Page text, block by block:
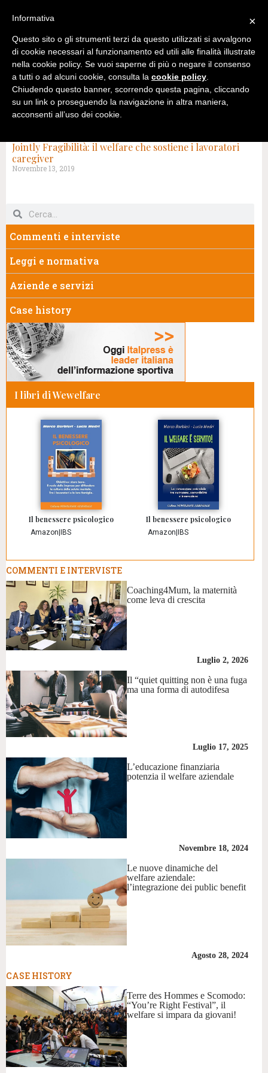
Jointly Fragibilità: il welfare che sostiene i lavoratori
caregiver
Novembre 13, 2019
Commenti e interviste
Leggi e normativa
Aziende e servizi
Case history
I libri di Wewelfare
Il benessere psicologico
Amazon IBS
Il benessere psicologico
Amazon IBS
COMMENTI E INTERVISTE
Coaching4Mum, la maternità
come leva di crescita
Luglio 2, 2026
Il “quiet quitting non è una fuga
ma una forma di autodifesa
Luglio 17, 2025
L’educazione finanziaria
potenzia il welfare aziendale
Novembre 18, 2024
Le nuove dinamiche del
welfare aziendale:
l’integrazione dei public benefit
Agosto 28, 2024
CASE HISTORY
Terre des Hommes e Scomodo:
“You’re Right Festival”, il
welfare si impara da giovani!
×
Informativa
Questo sito o gli strumenti terzi da questo utilizzati si avvalgono
di cookie necessari al funzionamento ed utili alle finalità illustrate
nella cookie policy. Se vuoi saperne di più o negare il consenso
a tutti o ad alcuni cookie, consulta la cookie policy.
Chiudendo questo banner, scorrendo questa pagina, cliccando
su un link o proseguendo la navigazione in altra maniera,
acconsenti all’uso dei cookie.